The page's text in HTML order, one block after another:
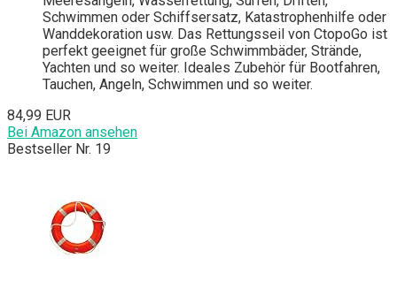
Schwimmen oder Schiffsersatz, Katastrophenhilfe oder
Wanddekoration usw. Das Rettungsseil von CtopoGo ist
perfekt geeignet für große Schwimmbäder, Strände,
Yachten und so weiter. Ideales Zubehör für Bootfahren,
Tauchen, Angeln, Schwimmen und so weiter.
84,99 EUR
Bei Amazon ansehen
Bestseller Nr. 19